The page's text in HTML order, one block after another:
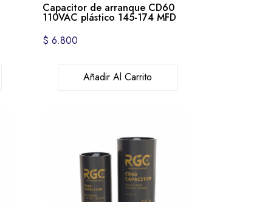
Capacitor de arranque CD60
110VAC plástico 145-174 MFD
$ 6.800
Añadir Al Carrito